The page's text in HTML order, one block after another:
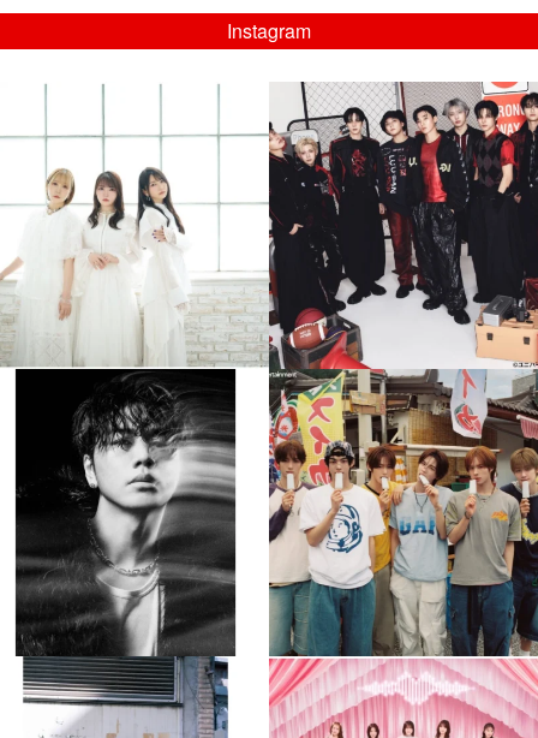
Instagram
...
8月 4
4 0
musicjapantv
💡08/05(水)23:00特番放送！
...
8月 4
4 0
musicjapantv
💡8月特番放送決定！
...
8月 4
90 0
musicjapantv
💡8月特番放送決定！
...
8月 4
5 0
musicjapantv
💡8月特番放送決定！
musicjapantv
💡8月特番放送決定！
...